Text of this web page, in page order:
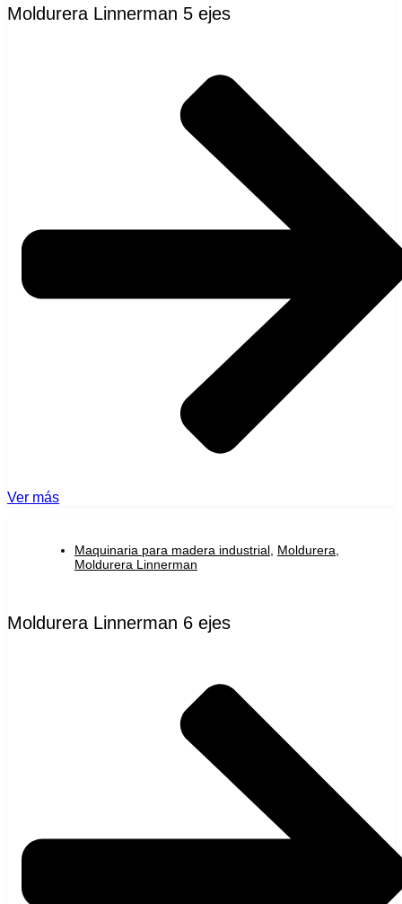
Moldurera Linnerman 5 ejes
Ver más
Maquinaria para madera industrial Moldurera
Moldurera Linnerman
Moldurera Linnerman 6 ejes